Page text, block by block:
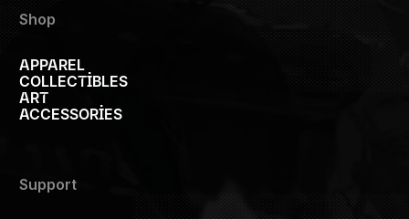
Shop
APPAREL
COLLECTIBLES
ART
ACCESSORIES
Support